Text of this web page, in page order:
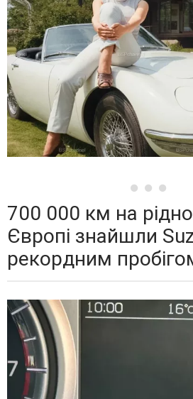
700 000 км на
Європі знайшли
рекордним